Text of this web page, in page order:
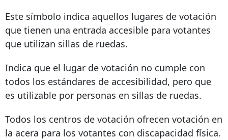
Este símbolo indica aquellos lugares de votación
que tienen una entrada accesible para votantes
que utilizan sillas de ruedas.
Indica que el lugar de votación no cumple con
todos los estándares de accesibilidad, pero que
es utilizable por personas en sillas de ruedas.
Todos los centros de votación ofrecen votación en
la acera para los votantes con discapacidad física.